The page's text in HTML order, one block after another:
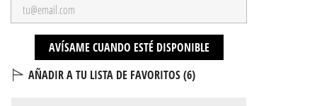
AVÍSAME CUANDO ESTÉ DISPONIBLE
AÑADIR A TU LISTA DE FAVORITOS (6)